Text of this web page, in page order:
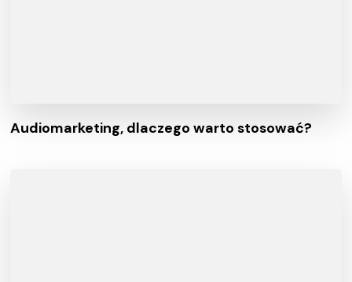
Audiomarketing, dlaczego warto stosować?